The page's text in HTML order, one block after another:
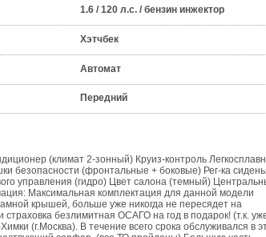
1.6 / 120 л.с. / бензин инжектор
Хэтчбек
Автомат
Передний
(климат 2-зонный) Круиз-контроль
безопасности (фронтальные + боковые) Рег-ка
управления (гидро) Цвет салона (темный)
Максимальная комплектация для данной модели
крышей, больше уже никогда не пересядет на
безлимитная ОСАГО на год в подарок! (т.к.
(г.Москва). В течение всего срока обслуживался в